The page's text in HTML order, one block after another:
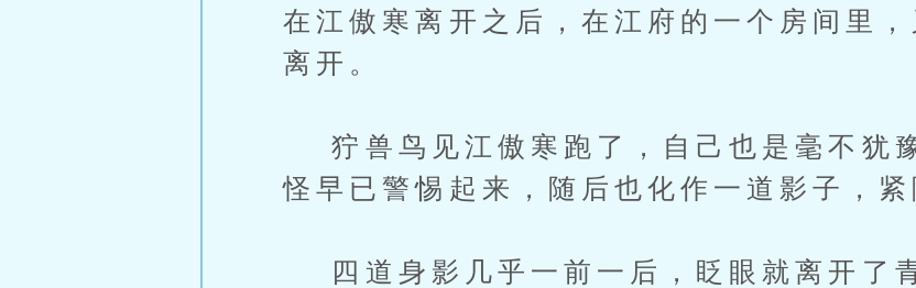
在江傲寒离开之后，在江府的一个房间里
离开。
狞兽鸟见江傲寒跑了，自己也是毫不犹
怪早已警惕起来，随后也化作一道影子，紧
四道身影几乎一前一后，眨眼就离开了